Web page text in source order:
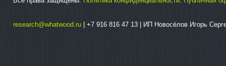
research@whatwood.ru | +7 916 816 47 13 | ИП Новосёлов Игорь